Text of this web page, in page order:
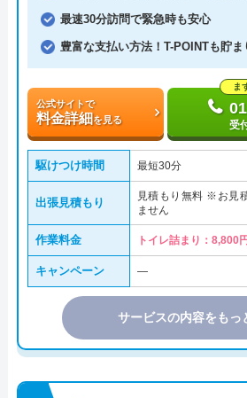
最速30分訪問で緊急時も安心
豊富な支払い方法！T-POINTも貯ま
公式サイトで
料金詳細を見る
ま
受
駆けつけ時間 最短30分
出張見積もり
見積もり無料 ※お見
ません
作業料金 トイレ詰まり：8,800
キャンペーン ―
サービスの内容をもっ